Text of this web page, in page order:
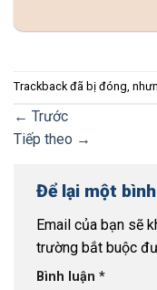
Trackback đã bị đóng,
← Trước
Tiếp theo →
Để lại một
Email của bạn sẽ
trường bắt buộc
Bình luận *